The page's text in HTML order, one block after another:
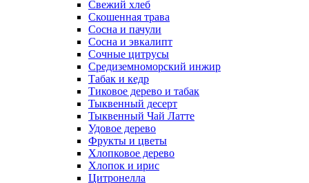
Свежий хлеб
Скошенная трава
Сосна и пачули
Сосна и эвкалипт
Сочные цитрусы
Средиземноморский инжир
Табак и кедр
Тиковое дерево и табак
Тыквенный десерт
Тыквенный Чай Латте
Удовое дерево
Фрукты и цветы
Хлопковое дерево
Хлопок и ирис
Цитронелла